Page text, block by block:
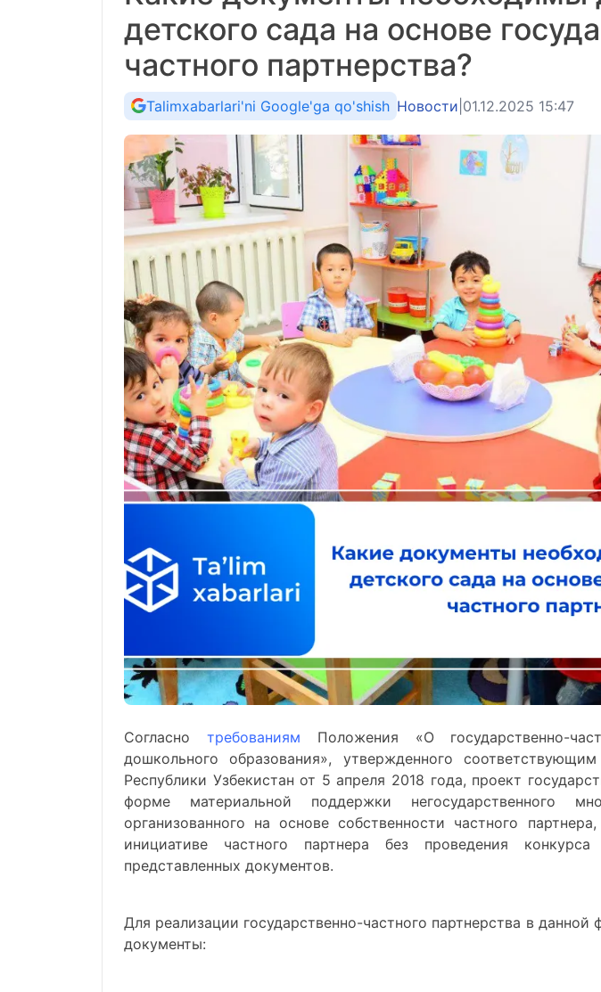
детского сада на основе
частного партнерства?
Talimxabarlari'ni Google'ga qo'shish Новости 01.12.2025 15:47
Согласно требованиям Положения «О государственно-
дошкольного образования», утвержденного
Республики Узбекистан от 5 апреля 2018 года, проект
форме материальной поддержки негосударственного
организованного на основе собственности частного
инициативе частного партнера без проведения
представленных документов.
Для реализации государственно-частного партнерства в
документы: